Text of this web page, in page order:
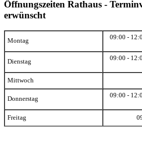
Öffnungszeiten Rathaus -
erwünscht
Montag
09:00 -
Dienstag
09:00 -
Mittwoch
Donnerstag
09:00 -
Freitag